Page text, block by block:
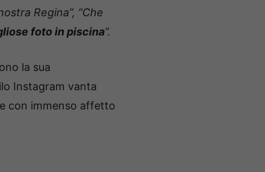
Regina”, “Che
foto in piscina“.
la sua
Instagram vanta
con immenso affetto